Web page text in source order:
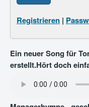
Registrieren |
Ein neuer Song für
erstellt.Hört doch